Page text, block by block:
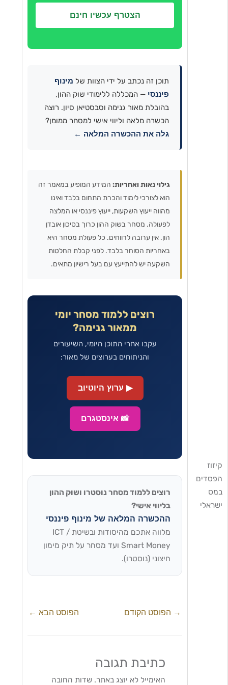
הצטרף עכשיו חינם
תוכן זה נכתב על ידי הצוות שלמינוף
פיננסי— המכללה ללימודי שוק ההון,
בהובלת מאור גנימה וסבסטיאן סיון. רוצה
הכשרה מלאה וליווי אישי למסחר ממומן?
גלה את ההכשרה המלאה ←
גילוי נאות ואחריות:המידע המופיע במאמר זה
הוא לצורכי לימוד והכרת התחום בלבד ואינו
מהווה ייעוץ השקעות, ייעוץ פיננסי או המלצה
לפעולה. מסחר בשוק ההון כרוך בסיכון אובדן
הון. אין ערובה לרווחים. כל פעולת מסחר היא
באחריות הסוחר בלבד. לפני קבלת החלטות
השקעה יש להתייעץ עם בעל רישיון מתאים.
רוצים ללמוד מסחר יומי
ממאור גנימה?
עקבו אחרי התוכן היומי, השיעורים
והניתוחים בערוצים של מאור:
▶ ערוץ היוטיוב
📸 אינסטגרם
רוצים ללמוד מסחר נוסטרו ושוק ההון
בליווי אישי?
ההכשרה המלאה של מינוף פיננסי
מלווה אתכם מהיסודות ובשיטת ICT /
Smart Money ועד מסחר על תיק מימון
חיצוני (נוסטרו).
הפוסט הקודם הפוסט הבא ←
כתיבת תגובה
האימייל לא יוצג באתר. שדות החובה